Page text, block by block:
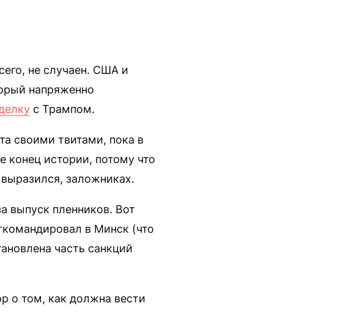
не случаен. США и
напряженно
с Трампом.
своими твитами, пока в
конец истории, потому что
заложниках.
выпуск пленников. Вот
в Минск (что
часть санкций
о том, как должна вести